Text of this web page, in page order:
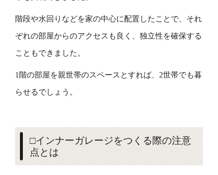
階段や水回りなどを家の中心に配置したことで、それ
ぞれの部屋からのアクセスも良く、独立性を確保する
こともできました。
1階の部屋を親世帯のスペースとすれば、2世帯でも暮
らせるでしょう。
□インナーガレージをつくる際の注意
点とは